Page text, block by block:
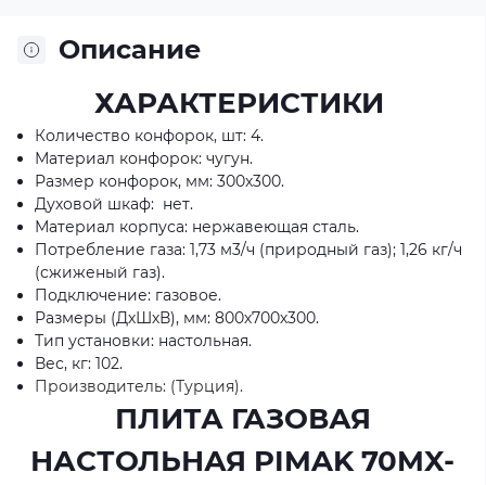
Описание
ХАРАКТЕРИСТИКИ
Количество конфорок, шт: 4.
Материал конфорок: чугун.
Размер конфорок, мм: 300х300.
Духовой шкаф: нет.
Материал корпуса: нержавеющая сталь.
Потребление газа: 1,73 м3/ч (природный газ); 1,26 кг/ч
(сжиженый газ).
Подключение: газовое.
Размеры (ДхШхВ), мм: 800х700х300.
Тип установки: настольная.
Вес, кг: 102.
Производитель: (Турция).
ПЛИТА ГАЗОВАЯ
НАСТОЛЬНАЯ PIMAK70MX-